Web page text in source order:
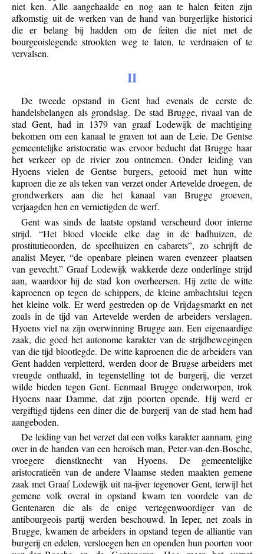
niet ken. Alle aangehaalde en nog aan te halen feiten zijn
afkomstig uit de werken van de hand van burgerlijke historici
die er belang bij hadden om de feiten die niet met de
bourgeoislegende strookten weg te laten, te verdraaien of te
vervalsen.
II
De tweede opstand in Gent had evenals de eerste de
handelsbelangen als grondslag. De stad Brugge, rivaal van de
stad Gent, had in 1379 van graaf Lodewijk de machtiging
bekomen om een kanaal te graven tot aan de Leie. De Gentse
gemeentelijke aristocratie was ervoor beducht dat Brugge haar
het verkeer op de rivier zou ontnemen. Onder leiding van
Hyoens vielen de Gentse burgers, getooid met hun witte
kaproen die ze als teken van verzet onder Artevelde droegen, de
grondwerkers aan die het kanaal van Brugge groeven,
verjaagden hen en vernietigden de werf.
Gent was sinds de laatste opstand verscheurd door interne
strijd. “Het bloed vloeide elke dag in de badhuizen, de
prostitutieoorden, de speelhuizen en cabarets”, zo schrijft de
analist Meyer, “de openbare pleinen waren evenzeer plaatsen
van gevecht.” Graaf Lodewijk wakkerde deze onderlinge strijd
aan, waardoor hij de stad kon overheersen. Hij zette de witte
kaproenen op tegen de schippers, de kleine ambachtslui tegen
het kleine volk. Er werd gestreden op de Vrijdagsmarkt en net
zoals in de tijd van Artevelde werden de arbeiders verslagen.
Hyoens viel na zijn overwinning Brugge aan. Een eigenaardige
zaak, die goed het autonome karakter van de strijdbewegingen
van die tijd blootlegde. De witte kaproenen die de arbeiders van
Gent hadden verpletterd, werden door de Brugse arbeiders met
vreugde onthaald, in tegenstelling tot de burgerij, die verzet
wilde bieden tegen Gent. Eenmaal Brugge onderworpen, trok
Hyoens naar Damme, dat zijn poorten opende. Hij werd er
vergiftigd tijdens een diner die de burgerij van de stad hem had
aangeboden.
De leiding van het verzet dat een volks karakter aannam, ging
over in de handen van een heroïsch man, Peter-van-den-Bosche,
vroegere dienstknecht van Hyoens. De gemeentelijke
aristocratieën van de andere Vlaamse steden maakten gemene
zaak met Graaf Lodewijk uit na-ijver tegenover Gent, terwijl het
gemene volk overal in opstand kwam ten voordele van de
Gentenaren die als de enige vertegenwoordiger van de
antibourgeois partij werden beschouwd. In Ieper, net zoals in
Brugge, kwamen de arbeiders in opstand tegen de alliantie van
burgerij en edelen, versloegen hen en openden hun poorten voor